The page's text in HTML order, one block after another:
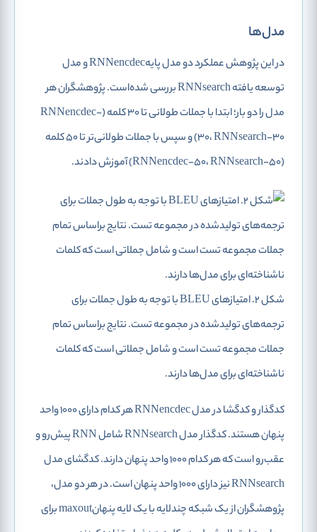
مدل‌ها
در این پژوهش عملکرد دو مدل پایهRNNencdec و مدل
توسعه یافته RNNsearch بررسی شده‌است. پژوهشگران هر
مدل را دو بار؛ ابتدا با جملات طولانی تا 30 کلمه (RNNencdec-
30، RNNsearch-30) و سپس با جملات طولانی‌تر تا 50 کلمه
(RNNencdec-50، RNNsearch-50) آموزش دادند.
شکل 2. امتیازهای BLEU با توجه به طول جملات برای
ترجمه‌های تولیدشده در مجموعه تست. نتایج براساس تمام
جملات مجموعه تست است و شامل جملاتی است که کلمات
ناشناخته‌ای برای مدل‌ها دارند.
کدگذار و کدگشا در مدل RNNencdec هر کدام دارای 1000 واحد
پنهان هستند. کدگذار مدل RNNsearch شامل RNN پیش‌رو و
عقب‌رو است که هر کدام 1000 واحد پنهان دارند. کدگشای مدل
RNNsearch نیز دارای 1000 واحد پنهان است. در هر دو مدل،
پژوهشگران از یک شبکه چندلایه با یک لایه پنهانmaxout برای